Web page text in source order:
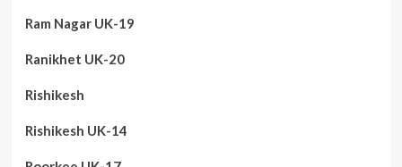
Ram Nagar UK-19
Ranikhet UK-20
Rishikesh
Rishikesh UK-14